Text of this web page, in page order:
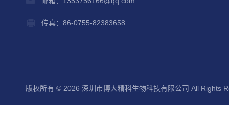
传真：86-0755-82383658
版权所有 © 2026 深圳市博大精科生物科技有限公司 All Rights